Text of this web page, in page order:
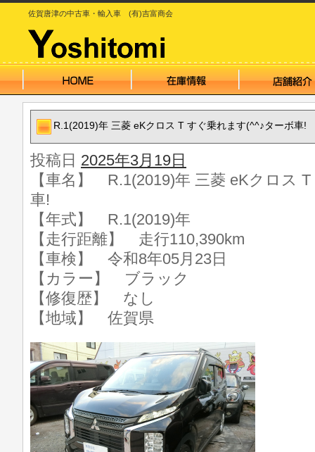
佐賀唐津の中古車・輸入車 (有)吉富商会
R.1(2019)年 三菱 eKクロス T すぐ乗れます(^^♪ターボ車!
投稿日 2025年3月19日
【車名】 R.1(2019)年 三菱 eKクロス
車!
【年式】 R.1(2019)年
【走行距離】 走行110,390km
【車検】 令和8年05月23日
【カラー】 ブラック
【修復歴】 なし
【地域】 佐賀県